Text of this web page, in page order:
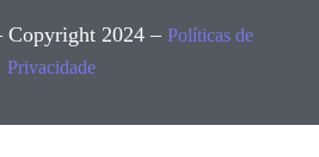
Copyright 2024 – Políticas de
Privacidade